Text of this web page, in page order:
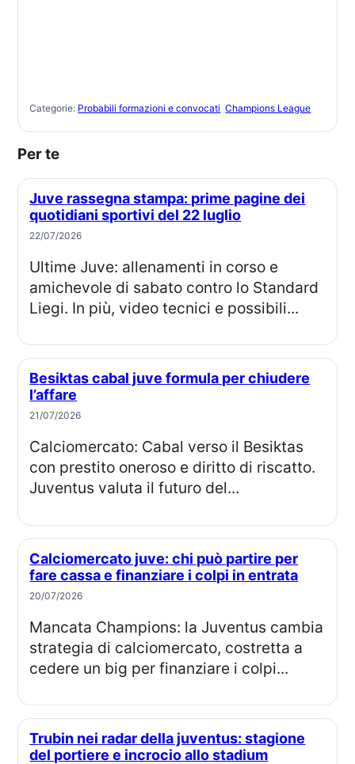
Categorie: Probabili formazioni e convocati Champions League
Per te
Juve rassegna stampa: prime pagine dei
quotidiani sportivi del 22 luglio
22/07/2026
Ultime Juve: allenamenti in corso e
amichevole di sabato contro lo Standard
Liegi. In più, video tecnici e possibili...
Besiktas cabal juve formula per chiudere
l’affare
21/07/2026
Calciomercato: Cabal verso il Besiktas
con prestito oneroso e diritto di riscatto.
Juventus valuta il futuro del...
Calciomercato juve: chi può partire per
fare cassa e finanziare i colpi in entrata
20/07/2026
Mancata Champions: la Juventus cambia
strategia di calciomercato, costretta a
cedere un big per finanziare i colpi...
Trubin nei radar della juventus: stagione
del portiere e incrocio allo stadium